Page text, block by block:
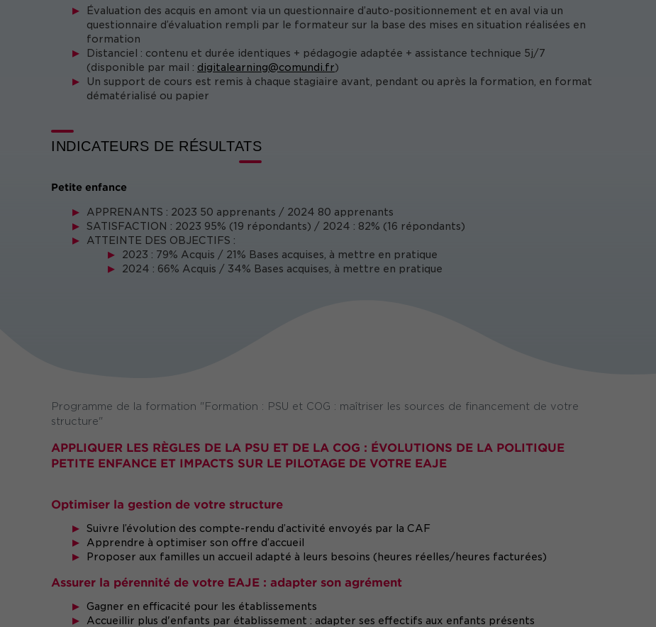
Évaluation des acquis en amont via un questionnaire d’auto-positionnement et en aval via un
questionnaire d’évaluation rempli par le formateur sur la base des mises en situation réalisées en
formation
Distanciel : contenu et durée identiques + pédagogie adaptée + assistance technique 5j/7
(disponible par mail : digitalearning@comundi.fr)
Un support de cours est remis à chaque stagiaire avant, pendant ou après la formation, en format
dématérialisé ou papier
INDICATEURS DE RÉSULTATS
Petite enfance
APPRENANTS : 2023 50 apprenants / 2024 80 apprenants
SATISFACTION : 2023 95% (19 répondants) / 2024 : 82% (16 répondants)
ATTEINTE DES OBJECTIFS :
2023 : 79% Acquis / 21% Bases acquises, à mettre en pratique
2024 : 66% Acquis / 34% Bases acquises, à mettre en pratique
Programme de la formation "Formation : PSU et COG : maîtriser les sources de financement de votre
structure"
APPLIQUER LES RÈGLES DE LA PSU ET DE LA COG : ÉVOLUTIONS DE LA POLITIQUE
PETITE ENFANCE ET IMPACTS SUR LE PILOTAGE DE VOTRE EAJE
Optimiser la gestion de votre structure
Suivre l’évolution des compte-rendu d’activité envoyés par la CAF
Apprendre à optimiser son offre d’accueil
Proposer aux familles un accueil adapté à leurs besoins (heures réelles/heures facturées)
Assurer la pérennité de votre EAJE : adapter son agrément
Gagner en efficacité pour les établissements
Accueillir plus d'enfants par établissement : adapter ses effectifs aux enfants présents